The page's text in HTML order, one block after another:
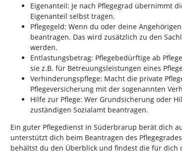
Eigenanteil: Je nach Pflegegrad übernimmt
Eigenanteil selbst tragen.
Pflegegeld: Wenn du oder deine
beantragen. Das wird zusätzlich zu den
werden.
Entlastungsbetrag: Pflegebedürftige ab
sie z.B. für Betreuungsleistungen eines
Verhinderungspflege: Macht die private
Pflegeversicherung mit der sogenannten
Hilfe zur Pflege: Wer Grundsicherung oder
zuständigen Sozialamt beantragen.
Ein guter Pflegedienst in Süderbrarup berät dich
unterstützt dich beim Beantragen des
behältst du den Überblick und findest die für dich